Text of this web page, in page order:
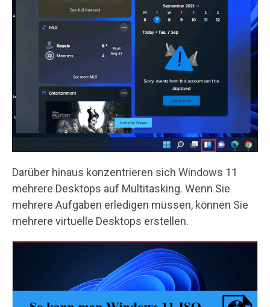
Darüber hinaus konzentrieren sich Windows 11
mehrere Desktops auf Multitasking. Wenn Sie
mehrere Aufgaben erledigen müssen, können Sie
mehrere virtuelle Desktops erstellen.